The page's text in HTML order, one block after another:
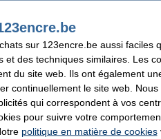
pour tableaux à craie
sur 123encre.be aussi faciles
et des techniques similaires. Les
du site web. Ils ont également
continuellement le site web.
qui correspondent à vos
pour suivre votre
politique en matière de cookies